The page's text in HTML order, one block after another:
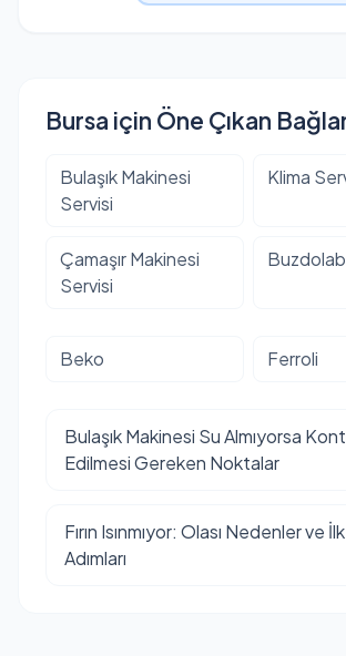
Bursa için Öne Çıkan
Bulaşık Makinesi
Servisi
Klima
Çamaşır Makinesi
Servisi
Beko Ferroli
Bulaşık Makinesi Su Almıyorsa
Edilmesi Gereken Noktalar
Fırın Isınmıyor: Olası Nedenler ve
Adımları